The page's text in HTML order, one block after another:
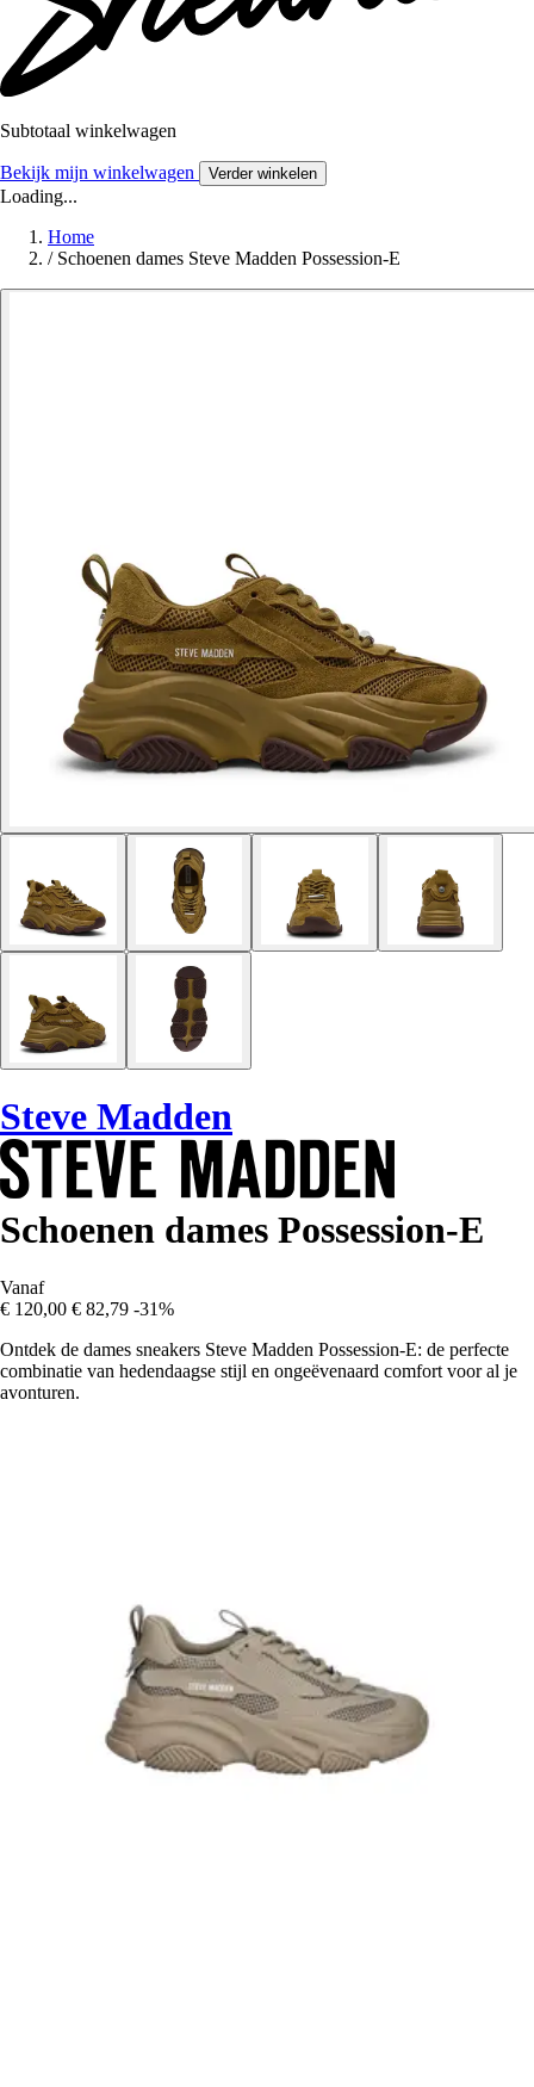
Subtotaal winkelwagen
Bekijk mijn winkelwagen Verder winkelen
Loading...
Home
/ Schoenen dames Steve Madden Possession-E
Steve Madden
Schoenen dames Possession-E
Vanaf
€ 120,00 € 82,79 -31%
Ontdek de dames sneakers Steve Madden Possession-E: de perfecte
combinatie van hedendaagse stijl en ongeëvenaard comfort voor al je
avonturen.